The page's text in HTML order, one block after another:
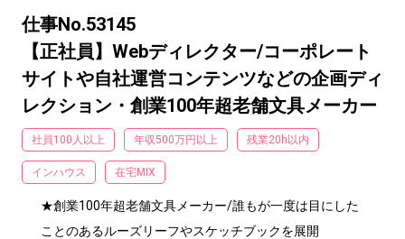
仕事No.53145
【正社員】Webディレクター/コーポレート
サイトや自社運営コンテンツなどの企画ディ
レクション・創業100年超老舗文具メーカー
社員100人以上 年収500万円以上 残業20h以内
インハウス 在宅MIX
★創業100年超老舗文具メーカー/誰もが一度は目にした
ことのあるルーズリーフやスケッチブックを展開